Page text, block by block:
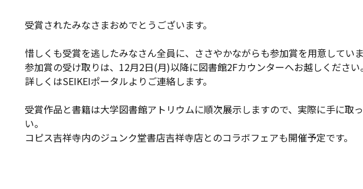
受賞されたみなさまおめでとうございます。
惜しくも受賞を逃したみなさん全員に、ささやかながらも参加賞を用意してい
参加賞の受け取りは、12月2日(月)以降に図書館2Fカウンターへお越しください
詳しくはSEIKEIポータルよりご連絡します。
受賞作品と書籍は大学図書館アトリウムに順次展示しますので、実際に手に取
い。
コピス吉祥寺内のジュンク堂書店吉祥寺店とのコラボフェアも開催予定です。